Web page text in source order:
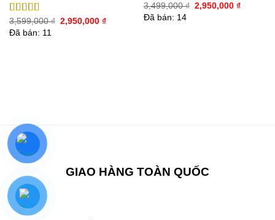
Được xếp
hạng5.005
3,599,000₫ Giá
2,950,000 ₫Giá
Đã bán: 11
Được xếp
hạng5.005
3,499,000₫ Giá
2,950,000 ₫Giá
Đã bán: 14
GIAO HÀNG TOÀN QUỐC